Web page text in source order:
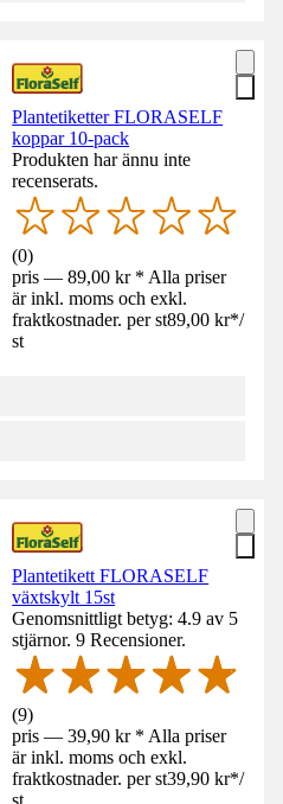
Plantetiketter FLORASELF
koppar 10-pack
Produkten har ännu inte
recenserats.
(0)
pris — 89,00 kr * Alla priser
är inkl. moms och exkl.
fraktkostnader. per st89,00 kr*/
st
Plantetikett FLORASELF
växtskylt 15st
Genomsnittligt betyg: 4.9 av 5
stjärnor. 9 Recensioner.
(9)
pris — 39,90 kr * Alla priser
är inkl. moms och exkl.
fraktkostnader. per st39,90 kr*/
st